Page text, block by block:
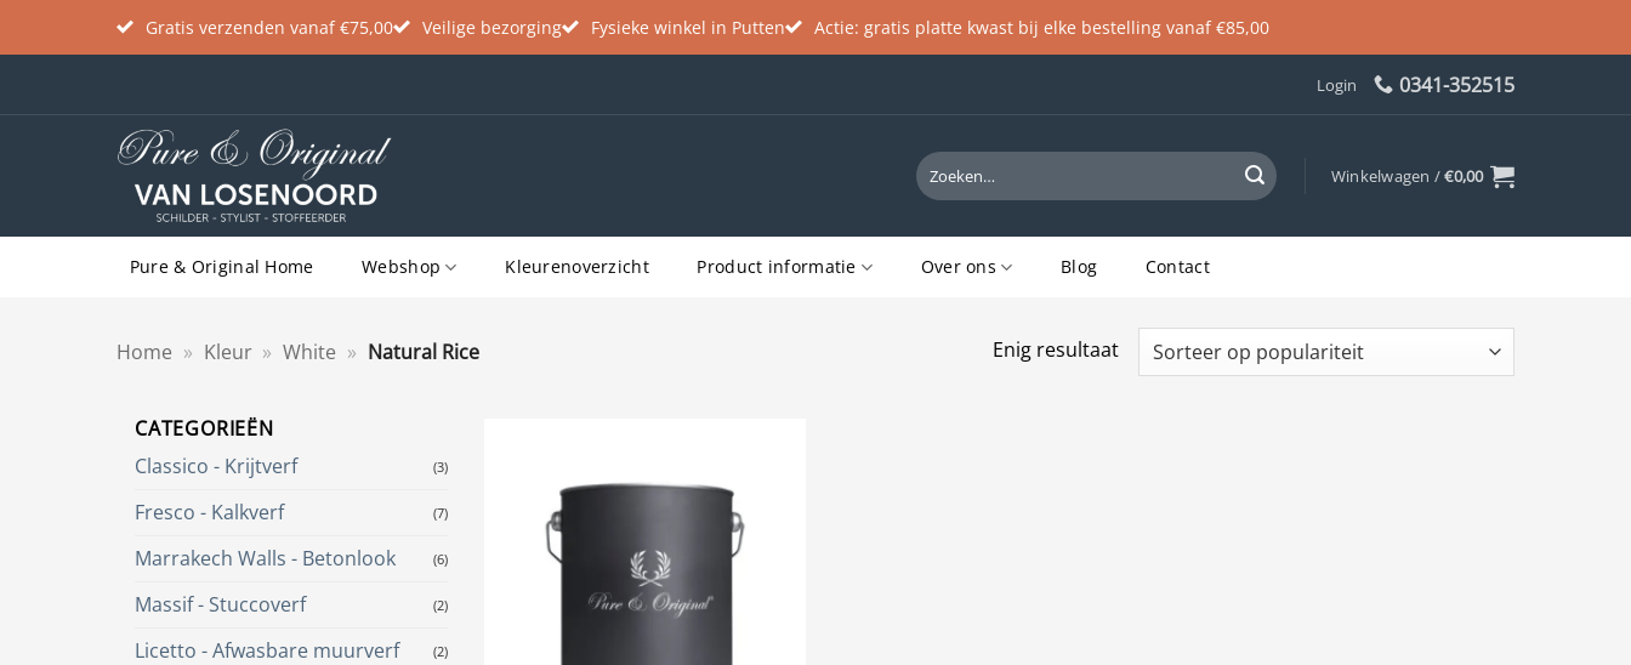
Gratis verzenden vanaf €75,00 Veilige bezorging Fysieke winkel in Putten Actie: gratis platte kwast bij elke bestelling vanaf €85,00
Login 0341-352515
Zoeken
naar:
Winkelwagen /€0,00
Pure & Original Home Webshop Kleurenoverzicht Product informatie Over ons Blog Contact
Home » Kleur » White » Natural Rice Enig resultaat
CATEGORIEËN
Classico - Krijtverf
(3)
Fresco - Kalkverf (7)
Marrakech Walls - Betonlook (6)
Massif - Stuccoverf (2)
Licetto - Afwasbare muurverf (2)